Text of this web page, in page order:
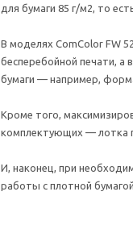
для бумаги 85 г/м2, то
В моделях ComColor FW
бесперебойной печати,
бумаги — например,
Кроме того,
комплектующих — лотка
И, наконец, при
работы с плотной